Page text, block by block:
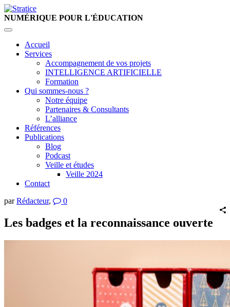
NUMÉRIQUE POUR L'ÉDUCATION
Accueil
Services
Accompagnement de vos projets
INTELLIGENCE ARTIFICIELLE
Formation
Qui sommes-nous ?
Notre équipe
Partenaires & Consultants
L’alliance
Références
Publications
Blog
Podcast
Veille et études
Veille 2024
Contact
parRédacteur, 0
Les badges et la reconnaissance ouverte